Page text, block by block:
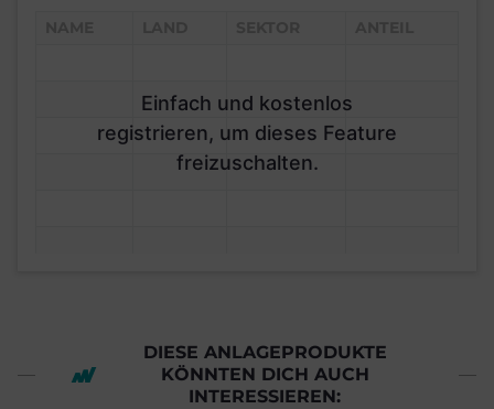
Einfach und kostenlos
registrieren, um dieses Feature
freizuschalten.
DIESE ANLAGEPRODUKTE
KÖNNTEN DICH AUCH
INTERESSIEREN: